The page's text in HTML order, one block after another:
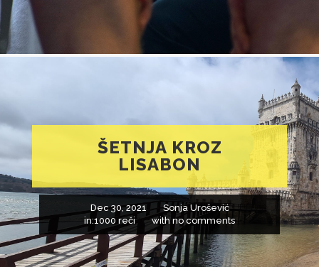
ŠETNJA KROZ
LISABON
Dec 30, 2021
Sonja Urošević
in:1000 reči withno comments